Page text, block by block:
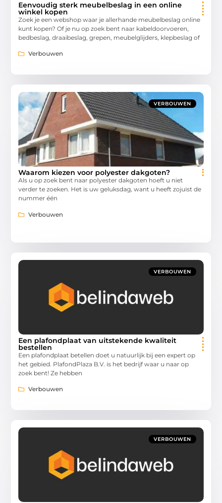
Eenvoudig sterk meubelbeslag in een online
winkel kopen
Zoek je een webshop waar je allerhande meubelbeslag online
kunt kopen? Of je nu op zoek bent naar kabeldoorvoeren,
bedbeslag, draaibeslag, grepen, meubelglijders, klepbeslag of
Verbouwen
VERBOUWEN
Waarom kiezen voor polyester dakgoten?
Als u op zoek bent naar polyester dakgoten hoeft u niet
verder te zoeken. Het is uw geluksdag, want u heeft zojuist de
nummer één
Verbouwen
VERBOUWEN
Een plafondplaat van uitstekende kwaliteit
bestellen
Een plafondplaat betellen doet u natuurlijk bij een expert op
het gebied. PlafondPlaza B.V. is het bedrijf waar u naar op
zoek bent! Ze hebben
Verbouwen
VERBOUWEN